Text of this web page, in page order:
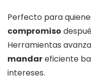
Perfecto para
compromiso
Herramientas
mandareficiente
intereses.